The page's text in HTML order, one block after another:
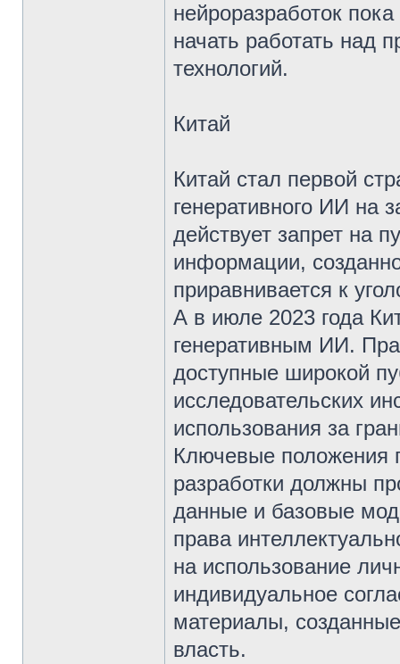
нейроразработок
начать работать над
технологий.
Китай
Китай стал первой
генеративного ИИ на
действует запрет на
информации,
приравнивается к
А в июле 2023 года
генеративным ИИ.
доступные широкой
исследовательских
использования за
Ключевые положения
разработки должны
данные и базовые
права
на использование
индивидуальное
материалы,
власть.